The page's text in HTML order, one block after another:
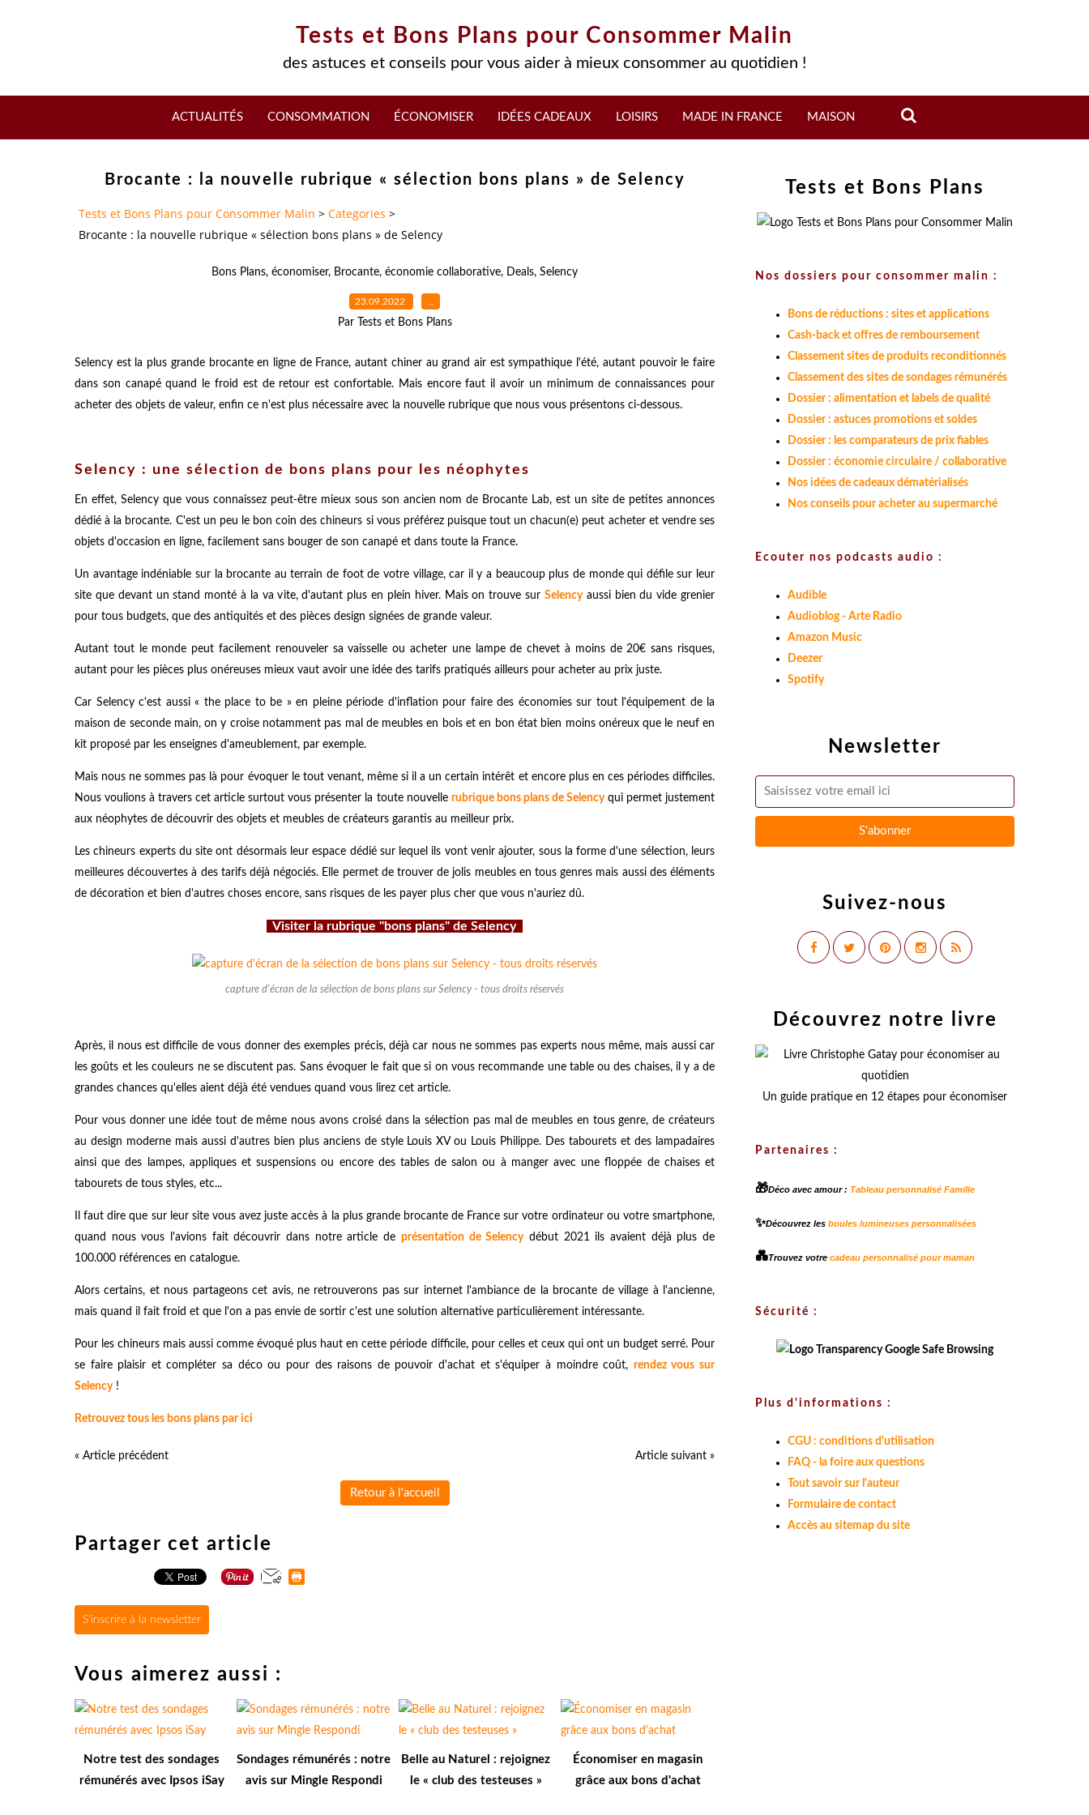
Tests et Bons Plans pour Consommer Malin
des astuces et conseils pour vous aider à mieux consommer au quotidien !
ACTUALITÉS CONSOMMATION ÉCONOMISER IDÉES CADEAUX LOISIRS MADE IN FRANCE MAISON
Brocante : la nouvelle rubrique « sélection bons plans » de Selency
Tests et Bons Plans pour Consommer Malin > Categories >
Brocante : la nouvelle rubrique « sélection bons plans » de Selency
Bons Plans, économiser, Brocante, économie collaborative, Deals, Selency
23.09.2022 …
Par Tests et Bons Plans
Selency est la plus grande brocante en ligne de France, autant chiner au grand air est sympathique l'été, autant pouvoir le faire
dans son canapé quand le froid est de retour est confortable. Mais encore faut il avoir un minimum de connaissances pour
acheter des objets de valeur, enfin ce n'est plus nécessaire avec la nouvelle rubrique que nous vous présentons ci-dessous.
Selency : une sélection de bons plans pour les néophytes
En effet, Selency que vous connaissez peut-être mieux sous son ancien nom de Brocante Lab, est un site de petites annonces
dédié à la brocante. C'est un peu le bon coin des chineurs si vous préférez puisque tout un chacun(e) peut acheter et vendre ses
objets d'occasion en ligne, facilement sans bouger de son canapé et dans toute la France.
Un avantage indéniable sur la brocante au terrain de foot de votre village, car il y a beaucoup plus de monde qui défile sur leur
site que devant un stand monté à la va vite, d'autant plus en plein hiver. Mais on trouve sur Selencyaussi bien du vide grenier
pour tous budgets, que des antiquités et des pièces design signées de grande valeur.
Autant tout le monde peut facilement renouveler sa vaisselle ou acheter une lampe de chevet à moins de 20€ sans risques,
autant pour les pièces plus onéreuses mieux vaut avoir une idée des tarifs pratiqués ailleurs pour acheter au prix juste.
Car Selency c'est aussi « the place to be » en pleine période d'inflation pour faire des économies sur tout l'équipement de la
maison de seconde main, on y croise notamment pas mal de meubles en bois et en bon état bien moins onéreux que le neuf en
kit proposé par les enseignes d'ameublement, par exemple.
Mais nous ne sommes pas là pour évoquer le tout venant, même si il a un certain intérêt et encore plus en ces périodes difficiles.
Nous voulions à travers cet article surtout vous présenter la toute nouvelle rubrique bons plans de Selencyqui permet justement
aux néophytes de découvrir des objets et meubles de créateurs garantis au meilleur prix.
Les chineurs experts du site ont désormais leur espace dédié sur lequel ils vont venir ajouter, sous la forme d'une sélection, leurs
meilleures découvertes à des tarifs déjà négociés. Elle permet de trouver de jolis meubles en tous genres mais aussi des éléments
de décoration et bien d'autres choses encore, sans risques de les payer plus cher que vous n'auriez dû.
Visiter la rubrique "bons plans" de Selency
capture d'écran de la sélection de bons plans sur Selency - tous droits réservés
Après, il nous est difficile de vous donner des exemples précis, déjà car nous ne sommes pas experts nous même, mais aussi car
les goûts et les couleurs ne se discutent pas. Sans évoquer le fait que si on vous recommande une table ou des chaises, il y a de
grandes chances qu'elles aient déjà été vendues quand vous lirez cet article.
Pour vous donner une idée tout de même nous avons croisé dans la sélection pas mal de meubles en tous genre, de créateurs
au design moderne mais aussi d'autres bien plus anciens de style Louis XV ou Louis Philippe. Des tabourets et des lampadaires
ainsi que des lampes, appliques et suspensions ou encore des tables de salon ou à manger avec une floppée de chaises et
tabourets de tous styles, etc...
Il faut dire que sur leur site vous avez juste accès à la plus grande brocante de France sur votre ordinateur ou votre smartphone,
quand nous vous l'avions fait découvrir dans notre article de présentation de Selencydébut 2021 ils avaient déjà plus de
100.000 références en catalogue.
Alors certains, et nous partageons cet avis, ne retrouverons pas sur internet l'ambiance de la brocante de village à l'ancienne,
mais quand il fait froid et que l'on a pas envie de sortir c'est une solution alternative particulièrement intéressante.
Pour les chineurs mais aussi comme évoqué plus haut en cette période difficile, pour celles et ceux qui ont un budget serré. Pour
se faire plaisir et compléter sa déco ou pour des raisons de pouvoir d'achat et s'équiper à moindre coût, rendez vous sur
Selency!
Retrouvez tous les bons plans par ici
« Article précédent Article suivant »
Retour à l'accueil
Partager cet article
S'inscrire à la newsletter
Vous aimerez aussi :
Notre test des sondages
rémunérés avec Ipsos iSay
Sondages rémunérés : notre
avis sur Mingle Respondi
Belle au Naturel : rejoignez
le « club des testeuses »
Économiser en magasin
grâce aux bons d'achat
Newsletter
Suivez-nous
Tests et Bons Plans
Nos dossiers pour consommer malin :
Bons de réductions : sites et applications
Cash-back et offres de remboursement
Classement sites de produits reconditionnés
Classement des sites de sondages rémunérés
Dossier : alimentation et labels de qualité
Dossier : astuces promotions et soldes
Dossier : les comparateurs de prix fiables
Dossier : économie circulaire / collaborative
Nos idées de cadeaux dématérialisés
Nos conseils pour acheter au supermarché
Ecouter nos podcasts audio :
Audible
Audioblog - Arte Radio
Amazon Music
Deezer
Spotify
Découvrez notre livre
Un guide pratique en 12 étapes pour économiser
Partenaires :
🎁Déco avec amour : Tableau personnalisé Famille
✨Découvrez les boules lumineuses personnalisées
💑Trouvez votre cadeau personnalisé pour maman
Sécurité :
Plus d'informations :
CGU : conditions d'utilisation
FAQ - la foire aux questions
Tout savoir sur l'auteur
Formulaire de contact
Accès au sitemap du site